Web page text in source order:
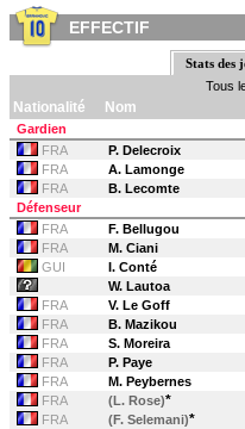
EFFECTIF
Stats des
Tous
Nationalité Nom
Gardien
FRA
P. Delecroix
FRA
A. Lamonge
FRA
B. Lecomte
Défenseur
FRA
F. Bellugou
FRA
M. Ciani
GUI
I. Conté
W. Lautoa
FRA
V. Le Goff
FRA
B. Mazikou
FRA
S. Moreira
FRA
P. Paye
FRA
M. Peybernes
FRA
(L. Rose)*
FRA
(F. Selemani)*